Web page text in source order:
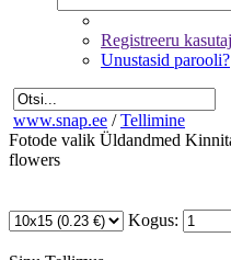
Registreeru
Unustasid parooli?
www.snap.ee / Tellimine
Fotode valik Üldandmed
flowers
Kogus: